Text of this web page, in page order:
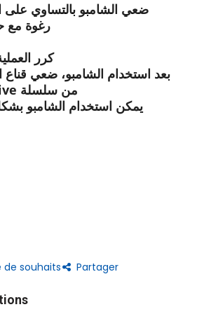
ضعي الشامبو بالتساوي
رغوة مع
كرر
بعد استخدام الشامبو، ضعي قناع
من سلسلة Bh Intensive+
يمكن استخدام الشامبو
de souhaits Partager